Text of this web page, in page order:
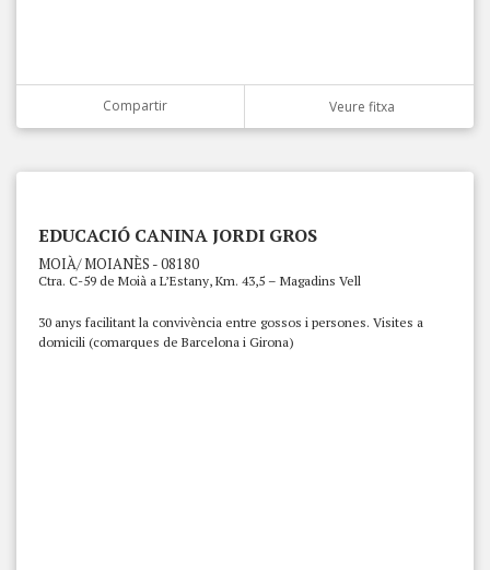
Compartir Veure fitxa
EDUCACIÓ CANINA JORDI GROS
MOIÀ/ MOIANÈS - 08180
Ctra. C-59 de Moià a L’Estany, Km. 43,5 – Magadins Vell
30 anys facilitant la convivència entre gossos i persones. Visites a
domicili (comarques de Barcelona i Girona)